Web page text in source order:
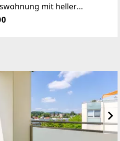
mit heller
Raumaufteilung
Wohlfühlen. Große